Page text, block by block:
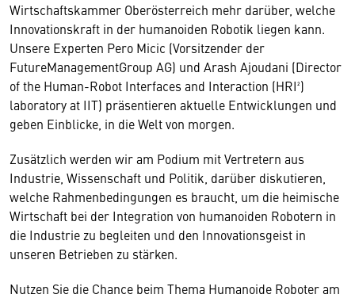
Wirtschaftskammer Oberösterreich mehr darüber, welche
Innovationskraft in der humanoiden Robotik liegen kann.
Unsere Experten Pero Micic (Vorsitzender der
FutureManagementGroup AG) und Arash Ajoudani (Director
of the Human-Robot Interfaces and Interaction (HRI²)
laboratory at IIT) präsentieren aktuelle Entwicklungen und
geben Einblicke, in die Welt von morgen.
Zusätzlich werden wir am Podium mit Vertretern aus
Industrie, Wissenschaft und Politik, darüber diskutieren,
welche Rahmenbedingungen es braucht, um die heimische
Wirtschaft bei der Integration von humanoiden Robotern in
die Industrie zu begleiten und den Innovationsgeist in
unseren Betrieben zu stärken.
Nutzen Sie die Chance beim Thema Humanoide Roboter am